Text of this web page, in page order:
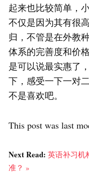
起来也比较简单，
不仅是因为其有很
归，不管是在外教
体系的完善度和价
是可以说最实惠了
下，感受一下一对
不是喜欢吧。
This post was last
Next Read: 英语补习机
准？ »